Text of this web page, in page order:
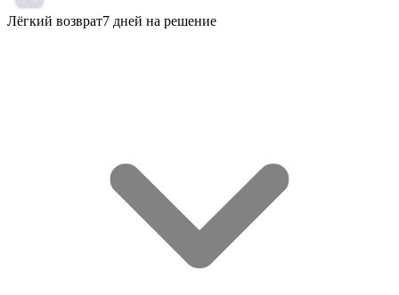
Лёгкий возврат7 дней на решение